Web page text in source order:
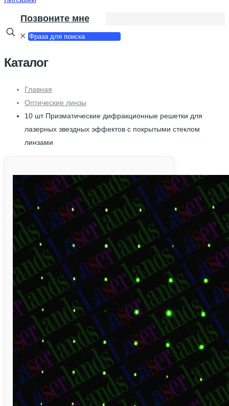
Позвоните мне
✕
Каталог
Главная
Оптические линзы
10 шт Призматические дифракционные решетки для
лазерных звездных эффектов с покрытыми стеклом
линзами